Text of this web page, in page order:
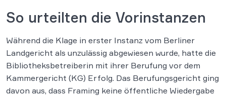
So urteilten die Vorinstanzen
Während die Klage in erster Instanz vom Berliner
Landgericht als unzulässig abgewiesen wurde, hatte die
Bibliotheksbetreiberin mit ihrer Berufung vor dem
Kammergericht (KG) Erfolg. Das Berufungsgericht ging
davon aus, dass Framing keine öffentliche Wiedergabe